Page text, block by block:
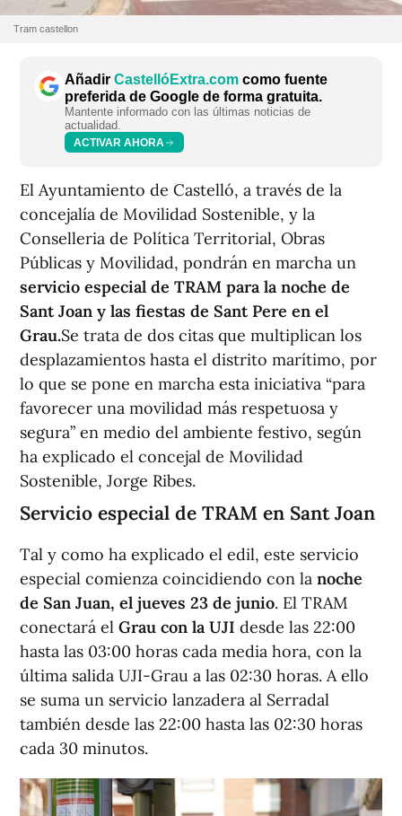
Tram castellon
Añadir CastellóExtra.com como fuente
preferida de Google de forma gratuita.
Mantente informado con las últimas noticias de
actualidad.
ACTIVAR AHORA
El Ayuntamiento de Castelló, a través de la
concejalía de Movilidad Sostenible, y la
Conselleria de Política Territorial, Obras
Públicas y Movilidad, pondrán en marcha un
servicio especial de TRAM para la noche de
Sant Joan y las fiestas de Sant Pere en el
Grau.Se trata de dos citas que multiplican los
desplazamientos hasta el distrito marítimo, por
lo que se pone en marcha esta iniciativa “para
favorecer una movilidad más respetuosa y
segura” en medio del ambiente festivo, según
ha explicado el concejal de Movilidad
Sostenible, Jorge Ribes.
Servicio especial de TRAM en Sant Joan
Tal y como ha explicado el edil, este servicio
especial comienza coincidiendo con la noche
de San Juan, el jueves 23 de junio. El TRAM
conectará el Grau con la UJI desde las 22:00
hasta las 03:00 horas cada media hora, con la
última salida UJI-Grau a las 02:30 horas. A ello
se suma un servicio lanzadera al Serradal
también desde las 22:00 hasta las 02:30 horas
cada 30 minutos.